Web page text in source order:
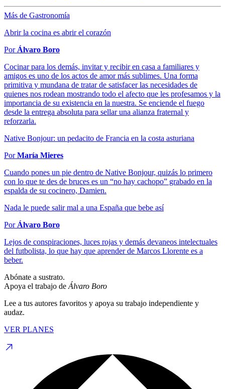
Más de Gastronomía
Abrir la cocina es abrir el corazón
Por Álvaro Boro
Cocinar para los demás, invitar y recibir en casa a familiares y
amigos es uno de los actos de amor más sublimes. Una forma
primitiva y mundana de tratar de satisfacer las necesidades de
quienes nos rodean mostrando todo el afecto que les profesamos y la
importancia de su existencia en la nuestra. Se enciende el fuego
desde la entrega absoluta para sellar una alianza fraternal y
reforzarla.
Native Bonjour: un pedacito de Francia en la costa asturiana
PorMaría Mieres
Cuando pones un pie dentro de Native Bonjour, quizás lo primero
con lo que te des de bruces es un “no hay cachopo” grabado en la
espalda de su cocinero, Damien.
Nada le puede salir mal a una España que bebe así
Por Álvaro Boro
Lejos de conspiraciones, luces rojas y demás devaneos intelectuales
del futbolista, lo que hay que aprender de Marcos Llorente es a
beber.
Abónate a sustrato.
Apoya el trabajo de Álvaro Boro
Lee a tus autores favoritos y apoya su trabajo independiente y
audaz.
VER PLANES